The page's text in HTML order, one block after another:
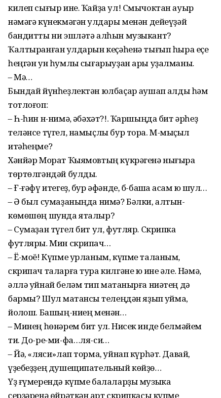
килеп сығыр ине. Ҡайҙа ул! Смычоктан ауыр
нәмәгә күнекмәгән ҡулдары менән дейеүҙәй
бандитты ни эшләтә алһын музыкант?
Ҡалтыранған ҡулдарын кеҫә­һенә тығып һыра еҫе
һеңгән ун һумлыҡ сығарыуҙан ары уҙалманы.
– Мә…
Бындай йүнһеҙлектән юл­баҫар ҡаушап ҡалды һәм
тотлоғоп:
– Һ-һин н-нимә, ҡәбәхәт?!. Ҡаршыңда бит әрһеҙ
телән­се түгел, намыҫлы бур тора. М-мыҫҡыл
итәһеңме?
Хәнйәр Морат Ҡыямовтың күкрәгенә нығыраҡ
төртөл­гәндәй булды.
– Ғ-ғәфү итегеҙ, бур әфәнде, б-башҡа аҡсам юҡ шул…
– Ә был сумаҙаныңда нимә? Бәлки, алтын-
көмөшөң шунда яталыр?
– Сумаҙан түгел бит ул, футляр. Скрипка
футляры. Мин скрипач…
– Ё-моё! Күпме урланым, күпме таланым,
скрипач таларға тура килгәне юҡ ине әле. Нәмә,
әллә уйнай беләм тип маҡтанырға ниәтең дә
бармы? Шул маҡтансыҡ телеңдән яҙып ҡуйма,
йолҡош. Башың-ниең менән…
– Минең һөнәрем бит ул. Нисек инде белмәйем
ти. До-ре-ми-фа…ля-си…
– Йә, «ляси»лап торма, уйнап күрһәт. Давай,
үҙебеҙҙең душещипательный көйҙө…
Үҙ ғүмерендә күпме бала­ларҙы музыка
серҙәренә өй­рәткән ҡарт скрипкасы күпме